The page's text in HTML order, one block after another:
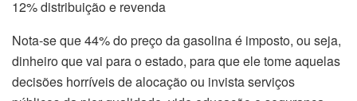
12% distribuição e revenda
Nota-se que 44% do preço da gasolina é imposto, ou seja,
dinheiro que vai para o estado, para que ele tome aquelas
decisões horríveis de alocação ou invista serviços